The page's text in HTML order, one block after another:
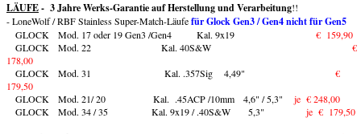
LÄUFE- 3 Jahre Werks-Garantie auf Herstellung und Verarbeitung!!
- LoneWolf / RBF Stainless Super-Match-Läufefür Glock Gen3 / Gen4 nicht für Gen5
GLOCK Mod. 17 oder 19 Gen3 /Gen4 Kal. 9x19 € 159,90
GLOCK Mod. 22 Kal. 40S&W €
178,00
GLOCK Mod. 31 Kal. .357Sig 4,49"
€
179,50
GLOCK Mod. 21/ 20 Kal. .45ACP /10mm 4,6" / 5,3" je € 248,00
GLOCK Mod. 34 / 35 Kal. 9x19 / .40S&W 5,3"
je € 179,50